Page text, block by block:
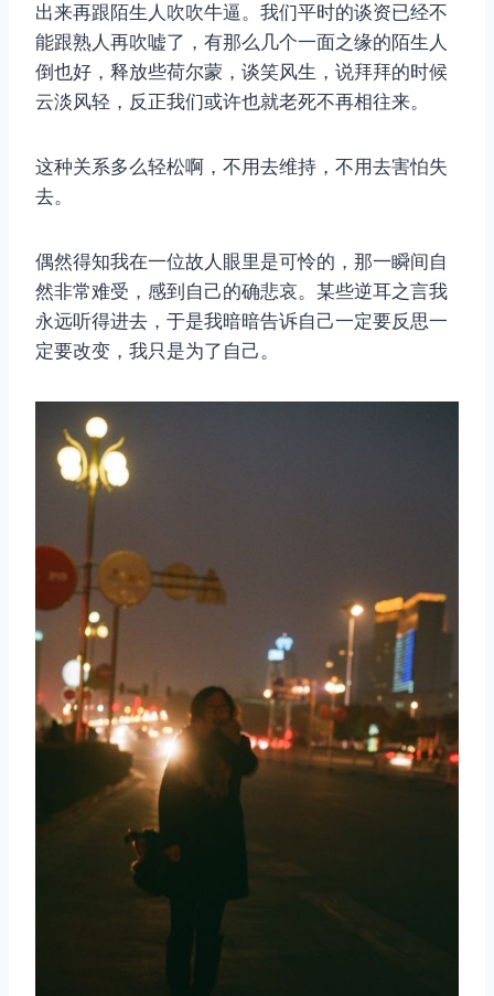
出来再跟陌生人吹吹牛逼。我们平时的谈资已经不
能跟熟人再吹嘘了，有那么几个一面之缘的陌生人
倒也好，释放些荷尔蒙，谈笑风生，说拜拜的时候
云淡风轻，反正我们或许也就老死不再相往来。
这种关系多么轻松啊，不用去维持，不用去害怕失
去。
偶然得知我在一位故人眼里是可怜的，那一瞬间自
然非常难受，感到自己的确悲哀。某些逆耳之言我
永远听得进去，于是我暗暗告诉自己一定要反思一
定要改变，我只是为了自己。